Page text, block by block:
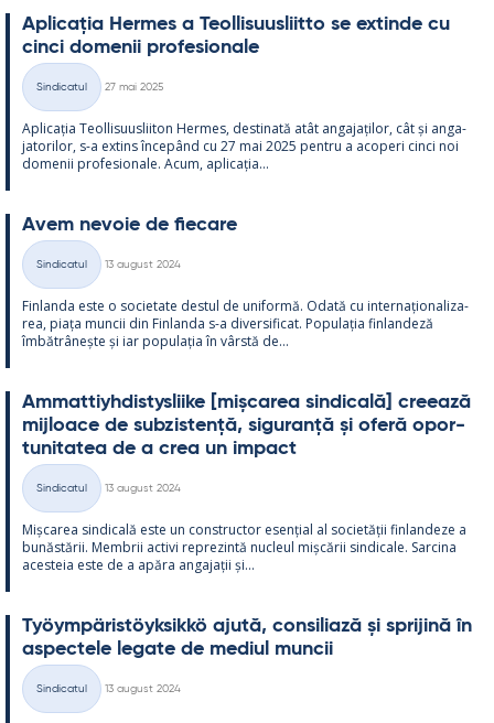
Aplicația Her­mes a Teol­li­suus­liitto se ex­tinde cu
cinci do­me­nii pro­fe­sio­nale
Categorii
Sindicatul
27 mai 2025
Aplicația Teol­li­suus­lii­ton Her­mes, des­ti­nată atât an­ga­jați­lor, cât și an­ga­
ja­to­ri­lor, s-a ex­tins începând cu 27 mai 2025 pentru a aco­peri cinci noi
do­me­nii pro­fe­sio­nale. Acum, aplicația...
Avem ne­voie de fiecare
Categorii
Sindicatul
13 august 2024
Fin­landa este o socie­tate des­tul de uni­formă. Odată cu in­ter­națio­na­liza­
rea, piața muncii din Fin­landa s-a di­ver­si­ficat. Po­pu­lația fin­lan­deză
îmbătrâ­nește și iar po­pu­lația în vârstă de...
Am­mat­tiyh­dis­tys­liike [mișca­rea sin­dicală] cree­ază
mij­loace de subzis­tență, si­gu­ranță și oferă opor­
tu­ni­ta­tea de a crea un im­pact
Categorii
Sindicatul
13 august 2024
Mișca­rea sin­dicală este un con­struc­tor esențial al societății fin­lan­deze a
bunăstă­rii. Mem­brii ac­tivi reprezintă nucleul mișcă­rii sin­dicale. Sarcina
aces­teia este de a apăra an­ga­jații și...
Työym­pä­ris­töyk­sikkö ajută, con­si­liază și spri­jină în
as­pec­tele le­gate de me­diul muncii
Categorii
Sindicatul
13 august 2024